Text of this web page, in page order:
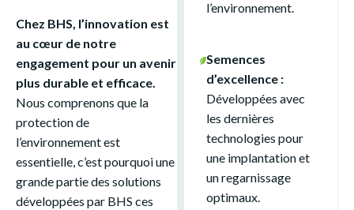
Chez BHS, l’innovation est
au cœur de notre
engagement pour un avenir
plus durable et efficace.
Nous comprenons que la
protection de
l’environnement est
essentielle, c’est pourquoi une
grande partie des solutions
développées par BHS ces
l’environnement.
Semences
d’excellence :
Développées avec
les dernières
technologies pour
une implantation et
un regarnissage
optimaux.